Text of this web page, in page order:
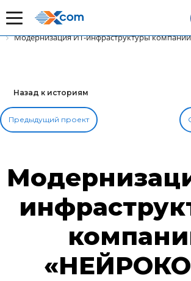
Главная
Наши истории успеха
Модернизация ИТ-инфраструктуры
Назад к историям
Предыдущий проект